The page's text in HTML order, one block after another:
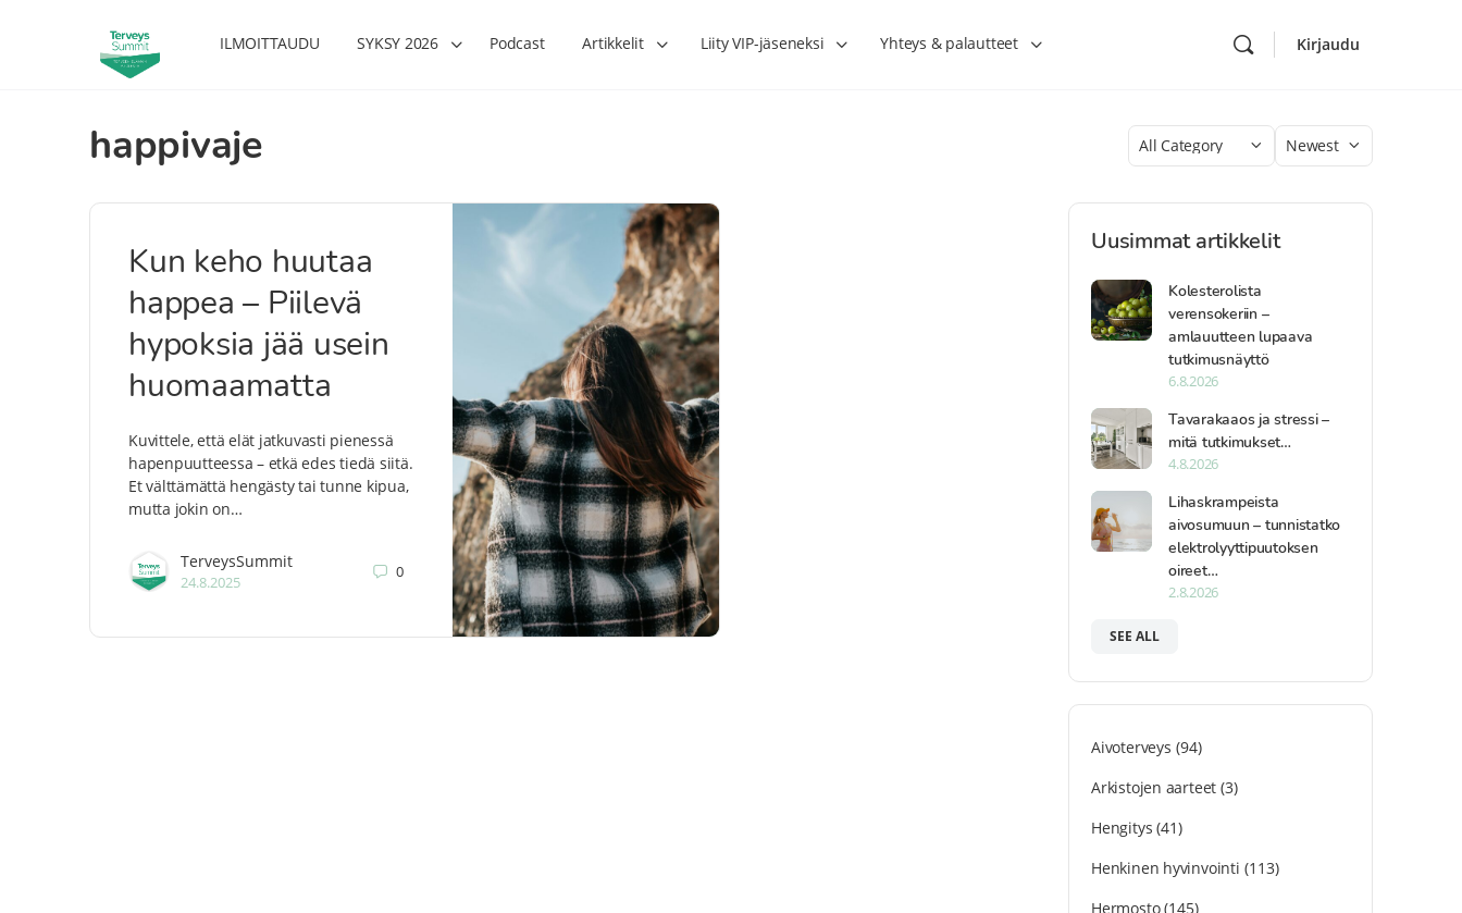
ILMOITTAUDU SYKSY 2026 Podcast Artikkelit Liity VIP-jäseneksi Yhteys & palautteet Kirjaudu
happivaje Category
Sort
Kun keho huutaa
happea – Piilevä
hypoksia jää usein
huomaamatta
Kuvittele, että elät jatkuvasti pienessä
hapenpuutteessa – etkä edes tiedä siitä.
Et välttämättä hengästy tai tunne kipua,
mutta jokin on…
TerveysSummit
24.8.2025
0
Uusimmat artikkelit
Kolesterolista
verensokeriin –
amlauutteen lupaava
tutkimusnäyttö
6.8.2026
Tavarakaaos ja stressi –
mitä tutkimukset…
4.8.2026
Lihaskrampeista
aivosumuun – tunnistatko
elektrolyyttipuutoksen
oireet…
2.8.2026
SEE ALL
Aivoterveys (94)
Arkistojen aarteet (3)
Hengitys (41)
Henkinen hyvinvointi (113)
Hermosto(145)